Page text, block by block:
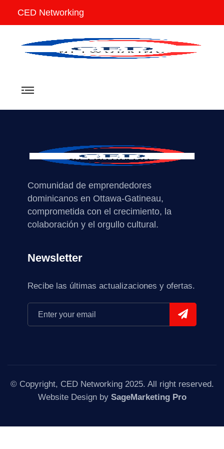
CED Networking
Comunidad de emprendedores
dominicanos en Ottawa-Gatineau,
comprometida con el crecimiento, la
colaboración y el orgullo cultural.
Newsletter
Recibe las últimas actualizaciones y ofertas.
© Copyright, CED Networking 2025. All right reserved.
Website Design by SageMarketing Pro